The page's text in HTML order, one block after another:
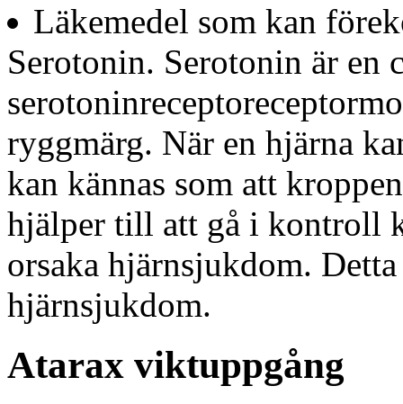
Läkemedel som kan
Serotonin. Serotonin är en
ryggmärg. När en hjärna
kan kännas som att
hjälper till att gå i kontroll
orsaka hjärnsjukdom.
hjärnsjukdom.
Atarax viktuppgång